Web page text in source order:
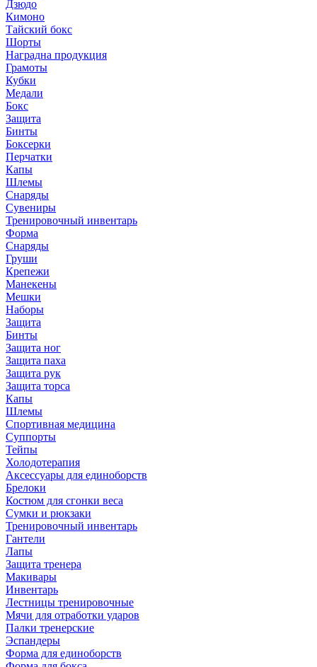
Дзюдо
Кимоно
Тайский бокс
Шорты
Наградна продукция
Грамоты
Кубки
Медали
Бокс
Защита
Бинты
Боксерки
Перчатки
Капы
Шлемы
Снаряды
Сувениры
Тренировочный инвентарь
Форма
Снаряды
Груши
Крепежи
Манекены
Мешки
Наборы
Защита
Бинты
Защита ног
Защита паха
Защита рук
Защита торса
Капы
Шлемы
Спортивная медицина
Суппорты
Тейпы
Холодотерапия
Аксессуары для единоборств
Брелоки
Костюм для сгонки веса
Сумки и рюкзаки
Тренировочный инвентарь
Гантели
Лапы
Защита тренера
Макивары
Инвентарь
Лестницы тренировочные
Мячи для отработки ударов
Палки тренерские
Эспандеры
Форма для единоборств